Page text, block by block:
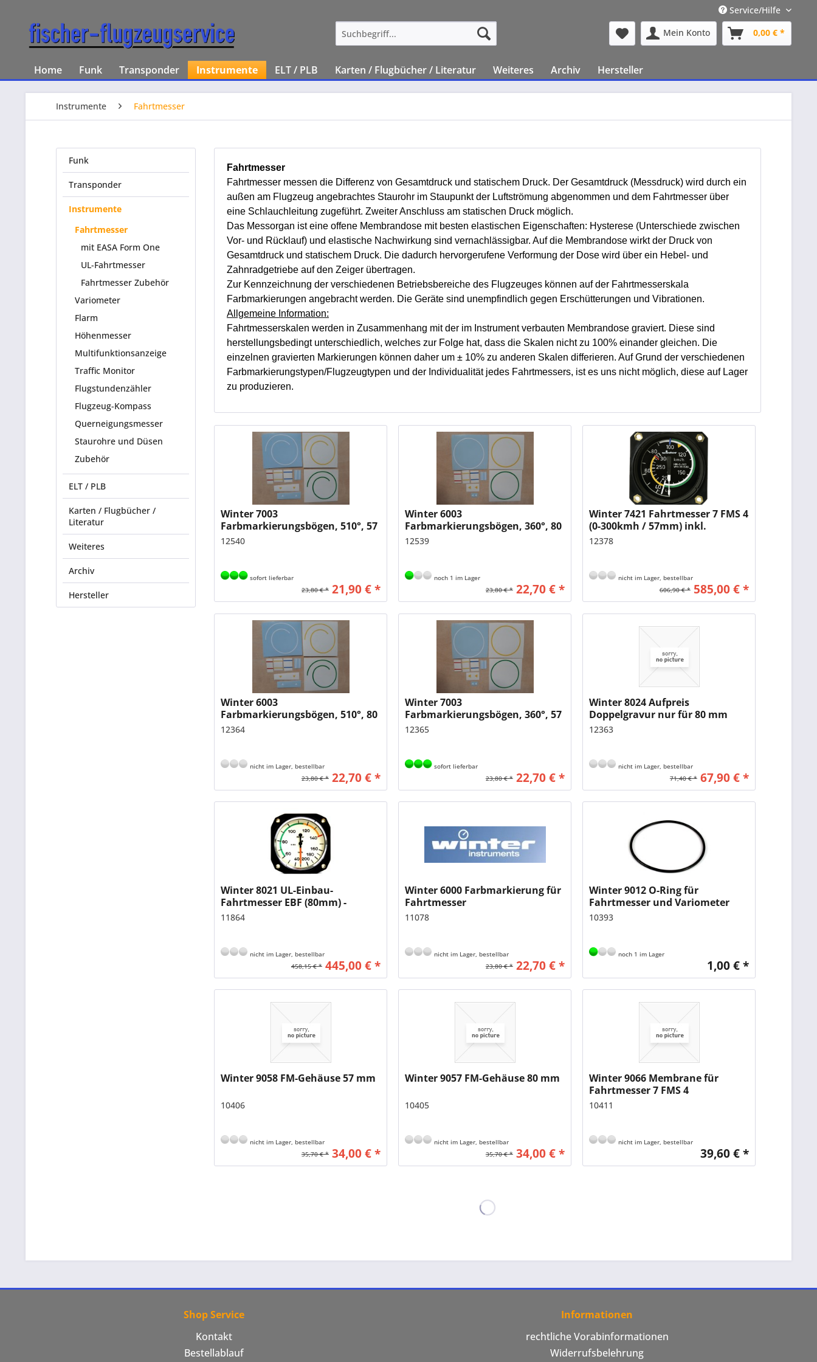
Service/Hilfe
Mein Konto
0,00 € *
Home Funk Transponder Instrumente ELT / PLB Karten / Flugbücher / Literatur Weiteres Archiv Hersteller
Instrumente Fahrtmesser
Funk
Transponder
Instrumente
Fahrtmesser
mit EASA Form One
UL-Fahrtmesser
Fahrtmesser Zubehör
Variometer
Flarm
Höhenmesser
Multifunktionsanzeige
Traffic Monitor
Flugstundenzähler
Flugzeug-Kompass
Querneigungsmesser
Staurohre und Düsen
Zubehör
ELT / PLB
Karten / Flugbücher /
Literatur
Weiteres
Archiv
Hersteller
Fahrtmesser
Fahrtmesser messen die Differenz von Gesamtdruck und statischem Druck. Der Gesamtdruck (Messdruck) wird durch ein
außen am Flugzeug angebrachtes Staurohr im Staupunkt der Luftströmung abgenommen und dem Fahrtmesser über
eine Schlauchleitung zugeführt. Zweiter Anschluss am statischen Druck möglich.
Das Messorgan ist eine offene Membrandose mit besten elastischen Eigenschaften: Hysterese (Unterschiede zwischen
Vor- und Rücklauf) und elastische Nachwirkung sind vernachlässigbar. Auf die Membrandose wirkt der Druck von
Gesamtdruck und statischem Druck. Die dadurch hervorgerufene Verformung der Dose wird über ein Hebel- und
Zahnradgetriebe auf den Zeiger übertragen.
Zur Kennzeichnung der verschiedenen Betriebsbereiche des Flugzeuges können auf der Fahrtmesserskala
Farbmarkierungen angebracht werden. Die Geräte sind unempfindlich gegen Erschütterungen und Vibrationen.
Allgemeine Information:
Fahrtmesserskalen werden in Zusammenhang mit der im Instrument verbauten Membrandose graviert. Diese sind
herstellungsbedingt unterschiedlich, welches zur Folge hat, dass die Skalen nicht zu 100% einander gleichen. Die
einzelnen gravierten Markierungen können daher um ± 10% zu anderen Skalen differieren. Auf Grund der verschiedenen
Farbmarkierungstypen/Flugzeugtypen und der Individualität jedes Fahrtmessers, ist es uns nicht möglich, diese auf Lager
zu produzieren.
Winter 7003
Farbmarkierungsbögen, 510°, 57
mm UL-Fahrtmesser
12540
sofort lieferbar
23,80 € * 21,90 € *
Winter 6003
Farbmarkierungsbögen, 360°, 80
mm UL-Fahrtmesser
12539
noch 1 im Lager
23,80 € * 22,70 € *
Winter 7421 Fahrtmesser 7 FMS 4
(0-300kmh / 57mm) inkl.
Farbmarkierung für Discus bT
12378
nicht im Lager, bestellbar
606,90 € * 585,00 € *
Winter 6003
Farbmarkierungsbögen, 510°, 80
mm UL-Fahrtmesser
12364
nicht im Lager, bestellbar
23,80 € * 22,70 € *
Winter 7003
Farbmarkierungsbögen, 360°, 57
mm UL-Fahrtmesser
12365
sofort lieferbar
23,80 € * 22,70 € *
Winter 8024 Aufpreis
Doppelgravur nur für 80 mm
Geräte
12363
nicht im Lager, bestellbar
71,40 € * 67,90 € *
Winter 8021 UL-Einbau-
Fahrtmesser EBF (80mm) -
Skalendesign
11864
nicht im Lager, bestellbar
458,15 € * 445,00 € *
Winter 6000 Farbmarkierung für
Fahrtmesser
11078
nicht im Lager, bestellbar
23,80 € * 22,70 € *
Winter 9012 O-Ring für
Fahrtmesser und Variometer
10393
noch 1 im Lager
1,00 € *
Winter 9058 FM-Gehäuse 57 mm
10406
nicht im Lager, bestellbar
35,70 € * 34,00 € *
Winter 9057 FM-Gehäuse 80 mm
10405
nicht im Lager, bestellbar
35,70 € * 34,00 € *
Winter 9066 Membrane für
Fahrtmesser 7 FMS 4
10411
nicht im Lager, bestellbar
39,60 € *
Shop Service
Kontakt
Bestellablauf
Informationen
rechtliche Vorabinformationen
Widerrufsbelehrung